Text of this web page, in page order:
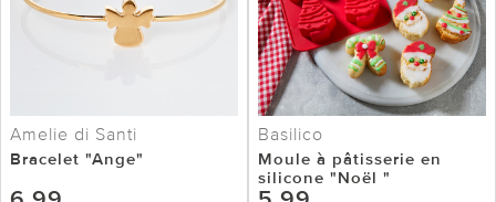
Amelie di Santi
Bracelet "Ange"
Basilico
Moule à pâtisserie en
silicone "Noël "